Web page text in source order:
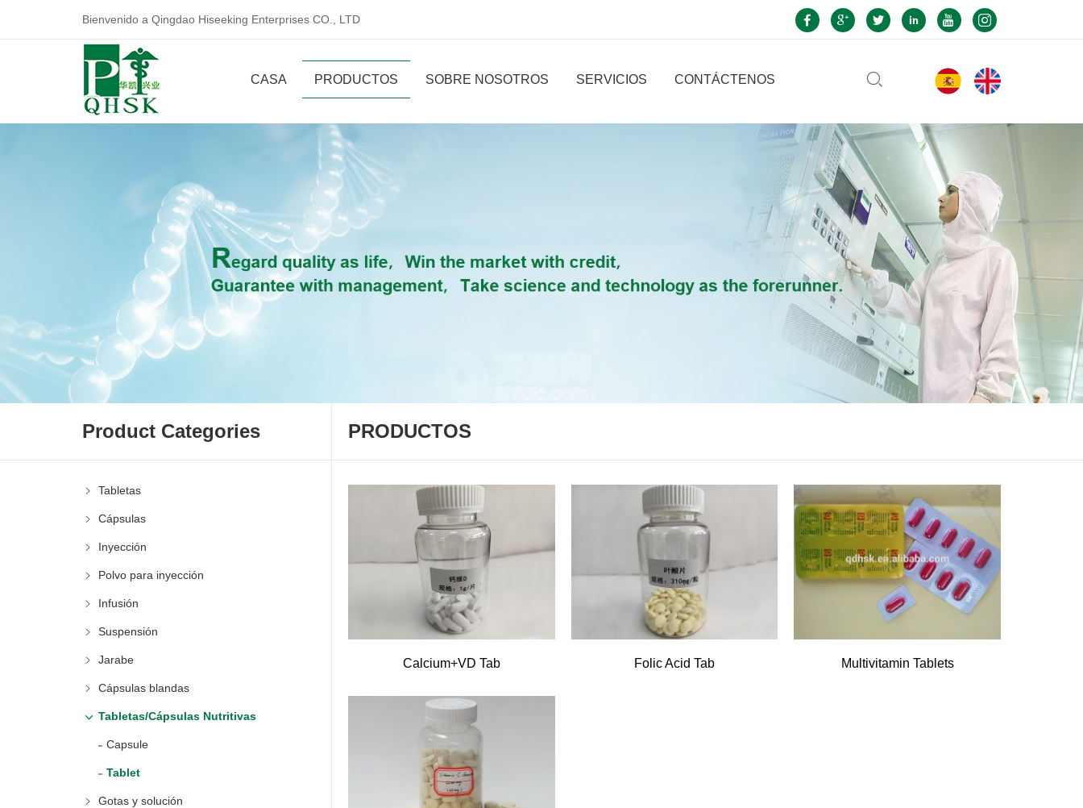
Bienvenido a Qingdao Hiseeking Enterprises CO., LTD
CASA PRODUCTOS SOBRE NOSOTROS SERVICIOS CONTÁCTENOS
Product Categories PRODUCTOS
Tabletas
Cápsulas
Inyección
Polvo para inyección
Infusión
Suspensión
Jarabe
Cápsulas blandas
Tabletas/Cápsulas Nutritivas
Capsule
Tablet
Gotas y solución
Calcium+VD Tab Folic Acid Tab Multivitamin Tablets